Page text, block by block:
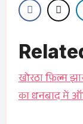
खोरठा फ़िल्म
का धनबाद में